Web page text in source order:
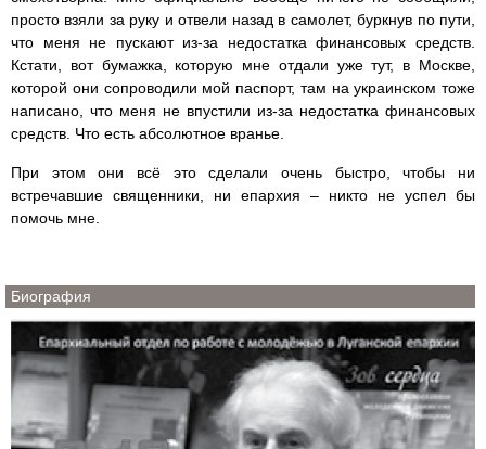
просто взяли за руку и отвели назад в самолет, буркнув по пути,
что меня не пускают из-за недостатка финансовых средств.
Кстати, вот бумажка, которую мне отдали уже тут, в Москве,
которой они сопроводили мой паспорт, там на украинском тоже
написано, что меня не впустили из-за недостатка финансовых
средств. Что есть абсолютное вранье.
При этом они всё это сделали очень быстро, чтобы ни
встречавшие священники, ни епархия – никто не успел бы
помочь мне.
Биография